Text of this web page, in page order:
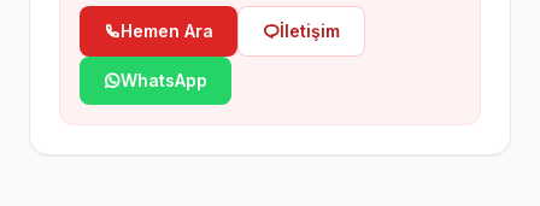
Hemen Ara İletişim
WhatsApp